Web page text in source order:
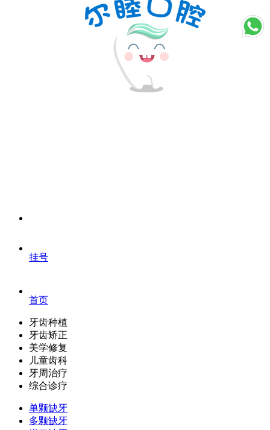
挂号
首页
牙齿种植
牙齿矫正
美学修复
儿童齿科
牙周治疗
综合诊疗
单颗缺牙
多颗缺牙